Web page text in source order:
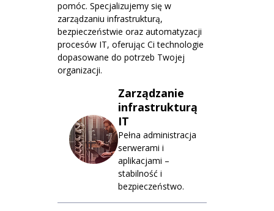
pomóc. Specjalizujemy się w
zarządzaniu infrastrukturą,
bezpieczeństwie oraz automatyzacji
procesów IT, oferując Ci technologie
dopasowane do potrzeb Twojej
organizacji.
Zarządzanie
infrastrukturą
IT
Pełna administracja
serwerami i
aplikacjami –
stabilność i
bezpieczeństwo.